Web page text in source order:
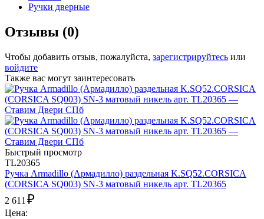
Ручки дверные
Отзывы (0)
Чтобы добавить отзыв, пожалуйста, зарегистрируйтесь или
войдите
Также вас могут заинтересовать
Быстрый просмотр
TL20365
Ручка Armadillo (Армадилло) раздельная K.SQ52.CORSICA
(CORSICA SQ003) SN-3 матовый никель арт. TL20365
2 611₽
Цена: